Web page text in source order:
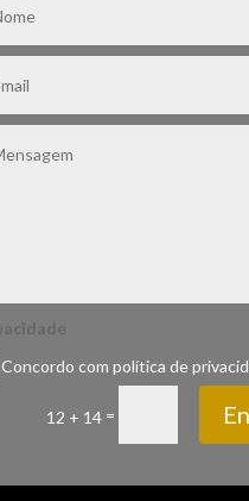
Concordo com política de
12 + 14 =